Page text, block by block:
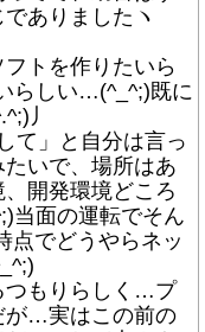
ありましたヽ
トを作りたいら
らしい…(^_^;)既に
丿
て」と自分は言っ
いで、場所はあ
開発環境どころ
当面の運転でそん
でどうやらネッ
つもりらしく…プ
が…実はこの前の